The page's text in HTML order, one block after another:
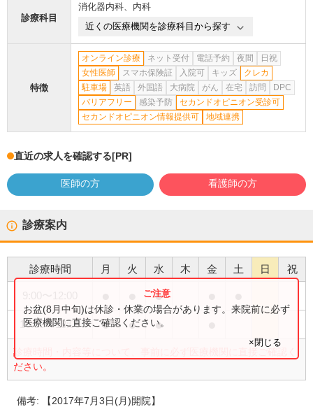
診療科目
消化器内科、 内科
近くの医療機関を診療科目から探す
特徴
オンライン診療 ネット受付 電話予約 夜間
日祝
女性医師
スマホ保険証 入院可 キッズ
クレカ
駐車場
英語 外国語 大病院 がん 在宅 訪問
DPC
バリアフリー
感染予防
セカンドオピニオン受診可
セカンドオピニオン情報提供可
地域連携
直近の求人を確認する[PR]
医師の方 看護師の方
診療案内
診療時間 月 火 水 木 金 土 日 祝
●
16:00〜18:00 ● ● ●
診療時間・内容等について、事前に必ず医療機関に直接ご確認く
ださい。
お盆(8月中旬)は休診・休業の場合があります。来院前に必ず
医療機関に直接ご確認ください。
×閉じる
備考:
【2017年7月3日(月)開院】